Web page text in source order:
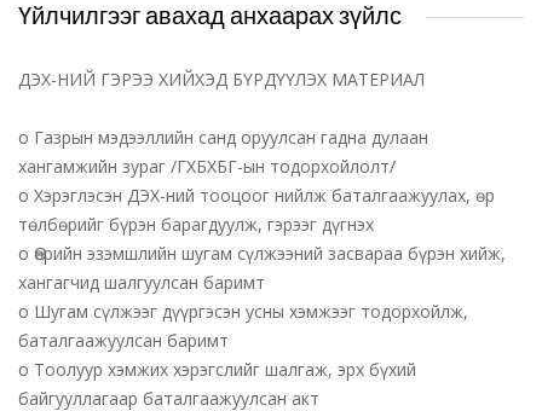
Үйлчилгээг авахад анхаарах зүйлс
ДЭХ-НИЙ ГЭРЭЭ ХИЙХЭД БҮРДҮҮЛЭХ МАТЕРИАЛ
o Газрын мэдээллийн санд оруулсан гадна дулаан
хангамжийн зураг /ГХБХБГ-ын тодорхойлолт/
o Хэрэглэсэн ДЭХ-ний тооцоог нийлж баталгаажуулах, өр
төлбөрийг бүрэн барагдуулж, гэрээг дүгнэх
o Өөрийн эзэмшлийн шугам сүлжээний засвараа бүрэн хийж,
хангагчид шалгуулсан баримт
o Шугам сүлжээг дүүргэсэн усны хэмжээг тодорхойлж,
баталгаажуулсан баримт
o Тоолуур хэмжих хэрэгслийг шалгаж, эрх бүхий
байгууллагаар баталгаажуулсан акт